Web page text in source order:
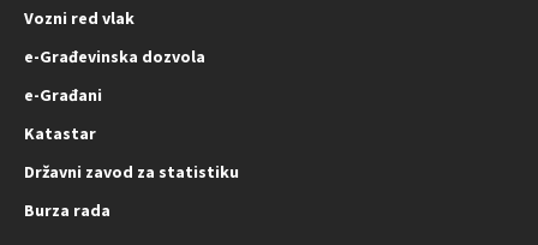
Vozni red vlak
e-Građevinska dozvola
e-Građani
Katastar
Državni zavod za statistiku
Burza rada